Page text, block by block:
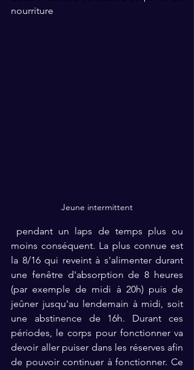
nourriture
Jeune intermittent
moins conséquent. La plus connue est
la 8/16 qui reveint à s'alimenter durant
une fenêtre d'absorption de 8 heures
(par exemple de midi à 20h) puis de
jeûner jusqu'au lendemain à midi, soit
une abstinence de 16h. Durant ces
périodes, le corps pour fonctionner va
devoir aller puiser dans les réserves afin
de pouvoir continuer à fonctionner. Ce